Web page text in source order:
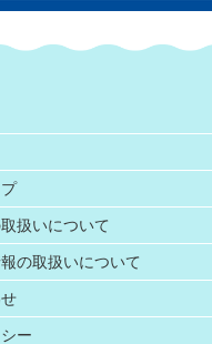
扱いについて
の取扱いについて
ー